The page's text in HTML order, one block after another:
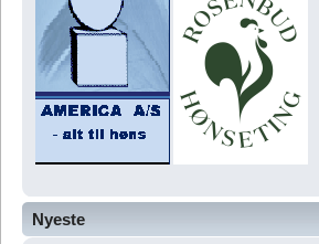
Nyeste